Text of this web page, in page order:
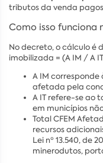
tributos da venda
Como isso funciona
No decreto, o cálculo é
imobilizada = (A IM / A
A IM
afetada pela
A IT refere-se ao
em municípios
Total CFEM
recursos
Lei nº 13.540, de
minerodutos,